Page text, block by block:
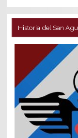
Historia del San